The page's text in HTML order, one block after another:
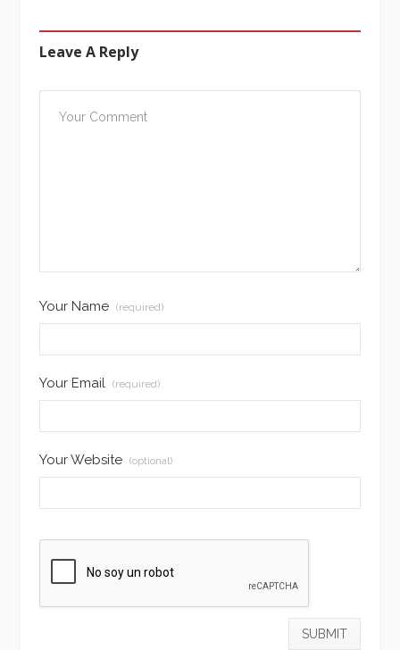
Leave A Reply
Your Name (required)
Your Email (required)
Your Website (optional)